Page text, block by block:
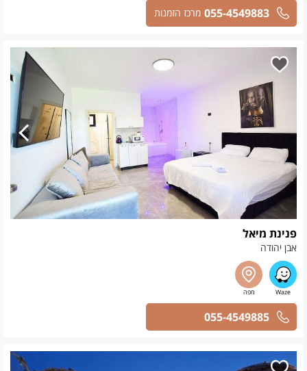
055-4549883 מרכז הזמנות
פנינת מיאל
אבן יהודה
055-4549885